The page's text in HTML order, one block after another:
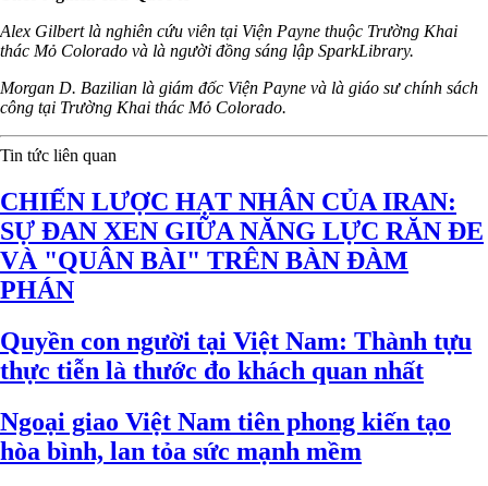
Alex Gilbert là nghiên cứu viên tại Viện Payne thuộc Trường Khai
thác Mỏ Colorado và là người đồng sáng lập SparkLibrary.
Morgan D. Bazilian là giám đốc Viện Payne và là giáo sư chính sách
công tại Trường Khai thác Mỏ Colorado.
Tin tức liên quan
CHIẾN LƯỢC HẠT NHÂN CỦA IRAN:
SỰ ĐAN XEN GIỮA NĂNG LỰC RĂN ĐE
VÀ "QUÂN BÀI" TRÊN BÀN ĐÀM
PHÁN
Quyền con người tại Việt Nam: Thành tựu
thực tiễn là thước đo khách quan nhất
Ngoại giao Việt Nam tiên phong kiến tạo
hòa bình, lan tỏa sức mạnh mềm